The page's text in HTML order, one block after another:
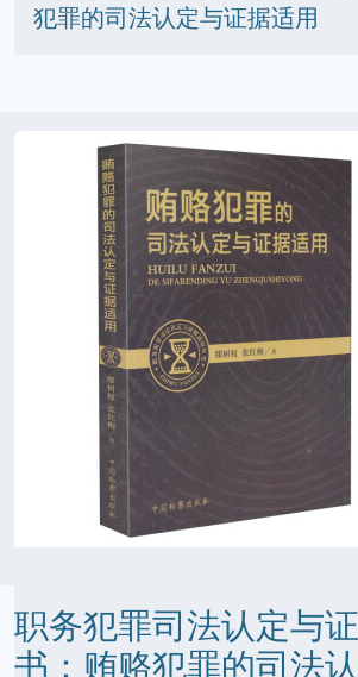
犯罪的司法认定与证据适用
职务犯罪司法认定与
书：贿赂犯罪的司法